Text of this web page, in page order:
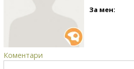
За мен:
Коментари